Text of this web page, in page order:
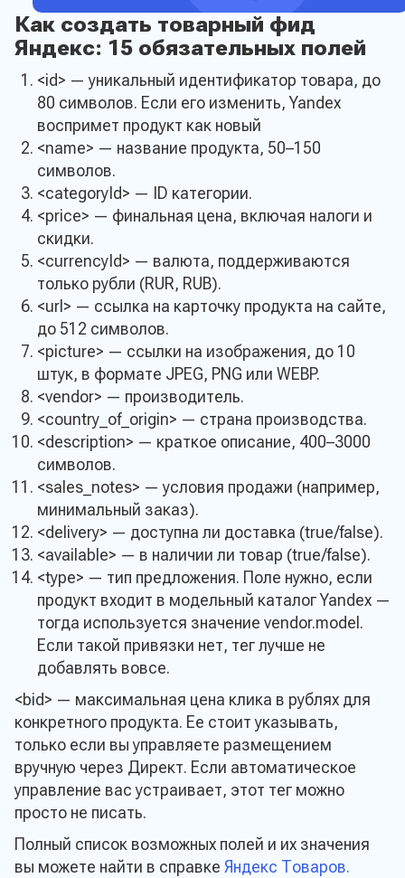
Как создать товарный фид
Яндекс: 15 обязательных полей
<id> — уникальный идентификатор товара, до
80 символов. Если его изменить, Yandex
воспримет продукт как новый
<name> — название продукта, 50–150
символов.
<categoryId> — ID категории.
<price> — финальная цена, включая налоги и
скидки.
<currencyId> — валюта, поддерживаются
только рубли (RUR, RUB).
<url> — ссылка на карточку продукта на сайте,
до 512 символов.
<picture> — ссылки на изображения, до 10
штук, в формате JPEG, PNG или WEBP.
<vendor> — производитель.
<country_of_origin> — страна производства.
<description> — краткое описание, 400–3000
символов.
<sales_notes> — условия продажи (например,
минимальный заказ).
<delivery> — доступна ли доставка (true/false).
<available> — в наличии ли товар (true/false).
<type> — тип предложения. Поле нужно, если
продукт входит в модельный каталог Yandex —
тогда используется значение vendor.model.
Если такой привязки нет, тег лучше не
добавлять вовсе.
<bid> — максимальная цена клика в рублях для
конкретного продукта. Ее стоит указывать,
только если вы управляете размещением
вручную через Директ. Если автоматическое
управление вас устраивает, этот тег можно
просто не писать.
Полный список возможных полей и их значения
вы можете найти в справке Яндекс Товаров.